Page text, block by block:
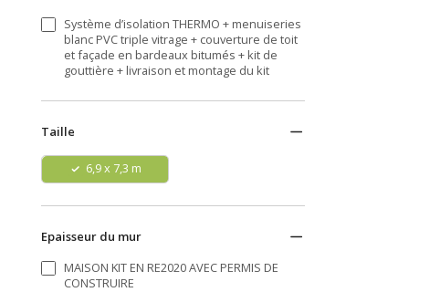
Système d’isolation THERMO + menuiseries
blanc PVC triple vitrage + couverture de toit
et façade en bardeaux bitumés + kit de
gouttière + livraison et montage du kit
Taille
6,9 x 7,3 m
Epaisseur du mur
MAISON KIT EN RE2020 AVEC PERMIS DE
CONSTRUIRE